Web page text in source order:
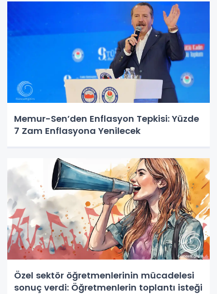
Memur-Sen’den Enflasyon Tepkisi: Yüzde
7 Zam Enflasyona Yenilecek
Özel sektör öğretmenlerinin mücadelesi
sonuç verdi: Öğretmenlerin toplantı isteği